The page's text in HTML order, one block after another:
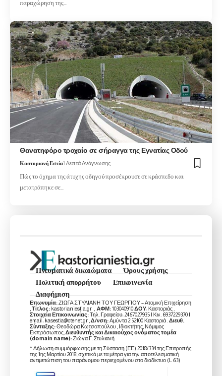
παραχώρηση της…
Θανατηφόρο τροχαίο σε σήραγγα της Εγνατίας Οδού
Καστοριανή Εστία1 Λεπτά Ανάγνωσης
Πώς το όχημα της άτυχης οδηγού προσέκρουσε σε κράσπεδο και
μετατράπηκε σε…
Πνευματικά δικαιώματα
Όρους χρήσης
Πολιτική απορρήτου
Επικοινωνία
Διαφήμιση
Επωνυμία:ΖΙΩΓΑ ΣΤΥΛΙΑΝΗ ΤΟΥ ΓΕΩΡΓΙΟΥ – Ατομική Επιχείρηση
Τίτλος: kastorianiestia.gr , ΑΦΜ:103040910ΔΟΥ: Καστοριάς ,
Στοιχεία Επικοινωνίας:Τηλ. Γραφείου: 2467027935 | Κιν. 6937229370 |
email: kasestia@otenet.gr , Δ/νση:Αμύντα 2 52100 Καστοριά . Διευθ.
Σύνταξης:Θεοδώρα Κωτσοπούλου , Ιδιοκτήτης, Νόμιμος
Εκπρόσωπος, Διευθυντής και Δικαιούχος ονόματος τομέα
(domain name):Ζιώγα Γ. Στυλιανή
* Δήλωση συμμόρφωσης με τη Σύσταση (ΕΕ) 2018/334 της Επιτροπής
της 1ης Μαρτίου 2018, σχετικά με τα μέτρα για την αποτελεσματική
αντιμετώπιση του παράνομου περιεχομένου στο διαδίκτυο (L 63)